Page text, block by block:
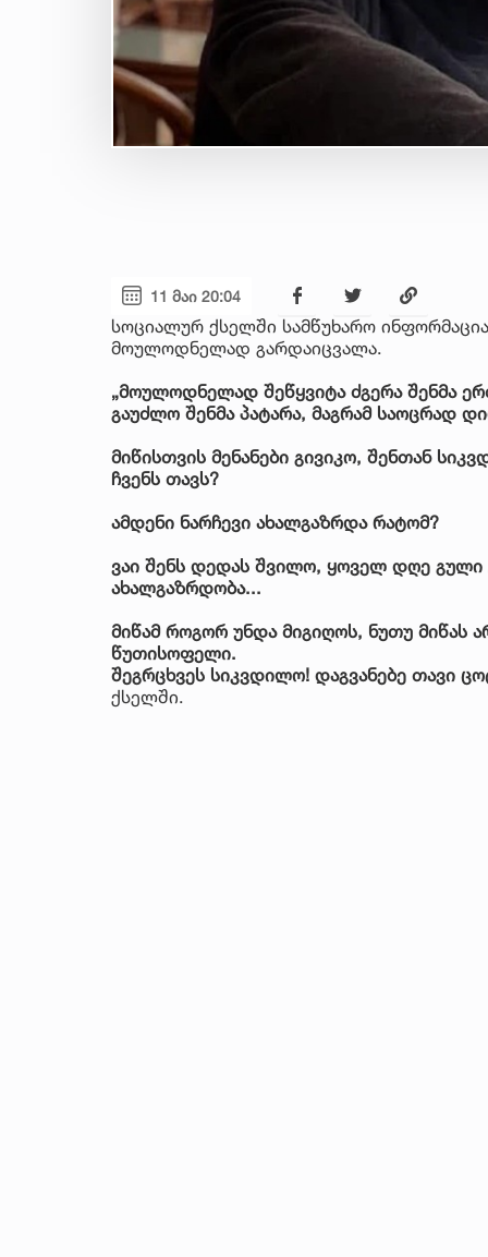
11 მაი 20:04
სოციალურ ქსელში სამწუხარო
მოულოდნელად გარდაიცვალა.
„მოულოდნელად შეწყვიტა ძგერა შენმა
გაუძლო შენმა პატარა, მაგრამ საოცრად
მიწისთვის მენანები გივიკო, შენთან
ჩვენს თავს?
ამდენი ნარჩევი ახალგაზრდა რატომ?
ვაი შენს დედას შვილო, ყოველ დღე გული
ახალგაზრდობა...
მიწამ როგორ უნდა მიგიღოს, ნუთუ მიწას
წუთისოფელი.
შეგრცხვეს სიკვდილო! დაგვანებე თავი
ქსელში.